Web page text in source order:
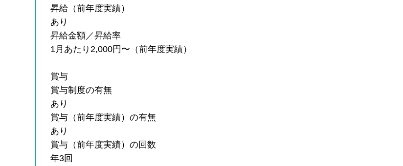
昇給（前年度実績）
あり
昇給金額／昇給率
1月あたり2,000円〜（前年度実績）
賞与
賞与制度の有無
あり
賞与（前年度実績）の有無
あり
賞与（前年度実績）の回数
年3回